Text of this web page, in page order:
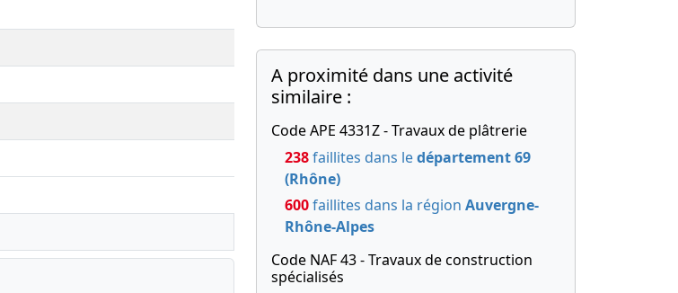
A proximité dans une activité
similaire :
Code APE 4331Z - Travaux de plâtrerie
238faillites dans ledépartement 69
(Rhône)
600faillites dans la région Auvergne-
Rhône-Alpes
Code NAF 43 - Travaux de construction
spécialisés